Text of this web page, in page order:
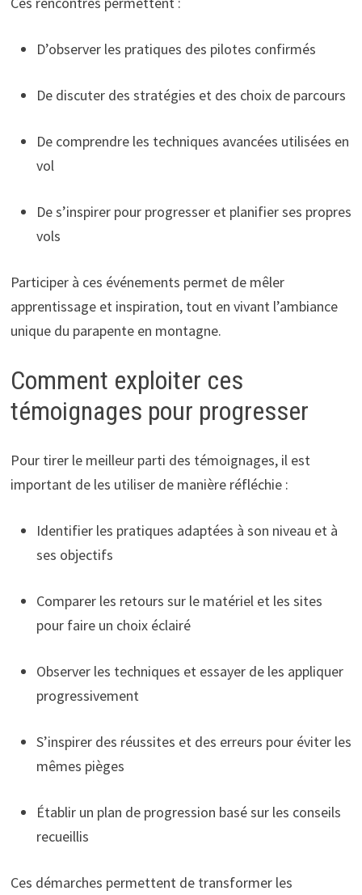
D’observer les pratiques des pilotes confirmés
De discuter des stratégies et des choix de parcours
De comprendre les techniques avancées utilisées en
vol
De s’inspirer pour progresser et planifier ses propres
vols
Participer à ces événements permet de mêler
apprentissage et inspiration, tout en vivant l’ambiance
unique du parapente en montagne.
Comment exploiter ces
témoignages pour progresser
Pour tirer le meilleur parti des témoignages, il est
important de les utiliser de manière réfléchie :
Identifier les pratiques adaptées à son niveau et à
ses objectifs
Comparer les retours sur le matériel et les sites
pour faire un choix éclairé
Observer les techniques et essayer de les appliquer
progressivement
S’inspirer des réussites et des erreurs pour éviter les
mêmes pièges
Établir un plan de progression basé sur les conseils
recueillis
Ces démarches permettent de transformer les